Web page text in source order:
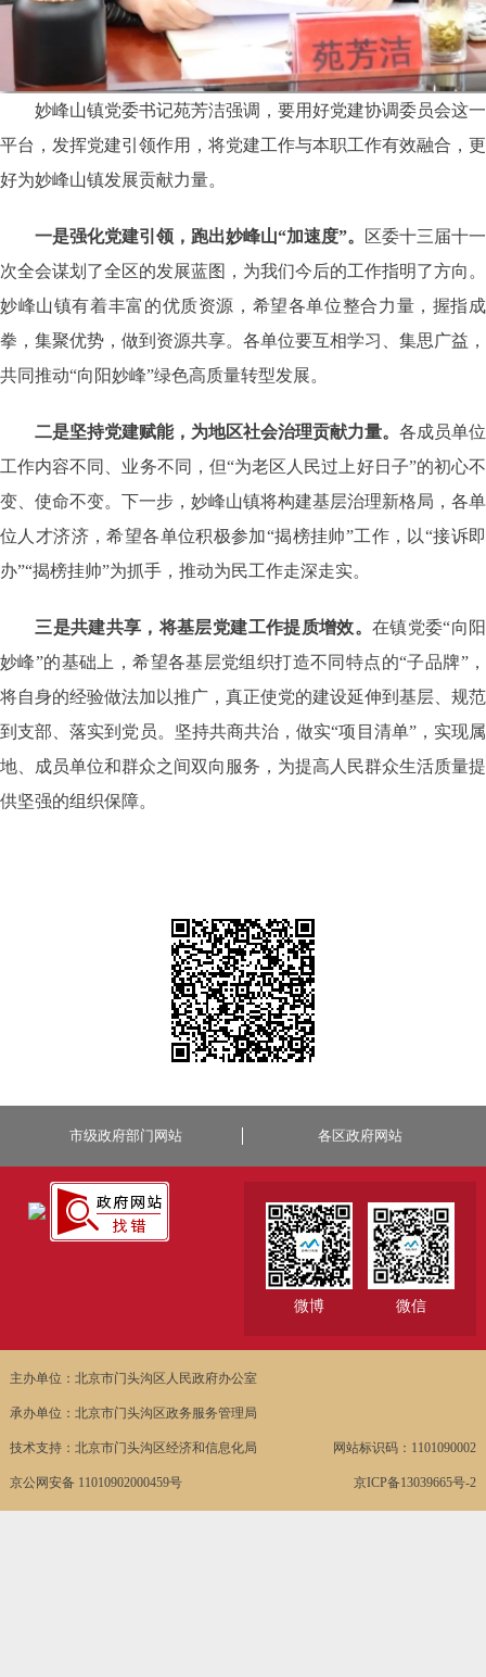
妙峰山镇党委书记苑芳洁强调，要用好党建协调委员会这一
平台，发挥党建引领作用，将党建工作与本职工作有效融合，更
好为妙峰山镇发展贡献力量。
一是强化党建引领，跑出妙峰山“加速度”。
区委十三届十一
次全会谋划了全区的发展蓝图，为我们今后的工作指明了方向。
妙峰山镇有着丰富的优质资源，希望各单位整合力量，握指成
拳，集聚优势，做到资源共享。各单位要互相学习、集思广益，
共同推动“向阳妙峰”绿色高质量转型发展。
二是坚持党建赋能，为地区社会治理贡献力量。 各成员单位
工作内容不同、业务不同，但“为老区人民过上好日子”的初心不
变、使命不变。下一步，妙峰山镇将构建基层治理新格局，各单
位人才济济，希望各单位积极参加“揭榜挂帅”工作，以“接诉即
办”“揭榜挂帅”为抓手，推动为民工作走深走实。
三是共建共享，将基层党建工作提质增效。 在镇党委“向阳
妙峰”的基础上，希望各基层党组织打造不同特点的“子品牌”，
将自身的经验做法加以推广，真正使党的建设延伸到基层、规范
到支部、落实到党员。 坚持共商共治，做实“项目清单”，实现属
地、成员单位和群众之间双向服务，为提高人民群众生活质量提
供坚强的组织保障。
市级政府部门网站 各区政府网站
微博 微信
主办单位：北京市门头沟区人民政府办公室
承办单位：北京市门头沟区政务服务管理局
技术支持：北京市门头沟区经济和信息化局 网站标识码：1101090002
京公网安备 11010902000459号 京ICP备13039665号-2